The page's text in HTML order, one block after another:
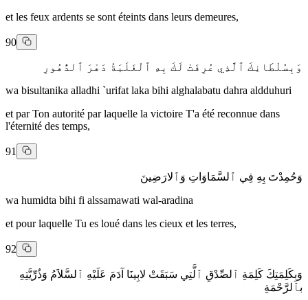
et les feux ardents se sont éteints dans leurs demeures,
90
وَبِسُلْطَانِكَ ٱلَّذِي عُرِفَتْ لَكَ بِهِ ٱلْغَلَبَةُ دَهْرَ ٱلدُّهُورِ
wa bisultanika alladhi `urifat laka bihi alghalabatu dahra aldduhuri
et par Ton autorité par laquelle la victoire T'a été reconnue dans
l'éternité des temps,
91
وَحُمِدْتَ بِهِ فِي ٱلسَّمَاوَاتِ وَٱلارَضِينَ
wa humidta bihi fi alssamawati wal-aradina
et pour laquelle Tu es loué dans les cieux et les terres,
92
وَبِكَلِمَتِكَ كَلِمَةِ ٱلصِّدْقِ ٱلَّتِي سَبَقَتْ لابِينَا آدَمَ عَلَيْهِ ٱلسَّلاَمُ وَذُرِّيَّتِهِ
بٱلرَّحْمَةِ